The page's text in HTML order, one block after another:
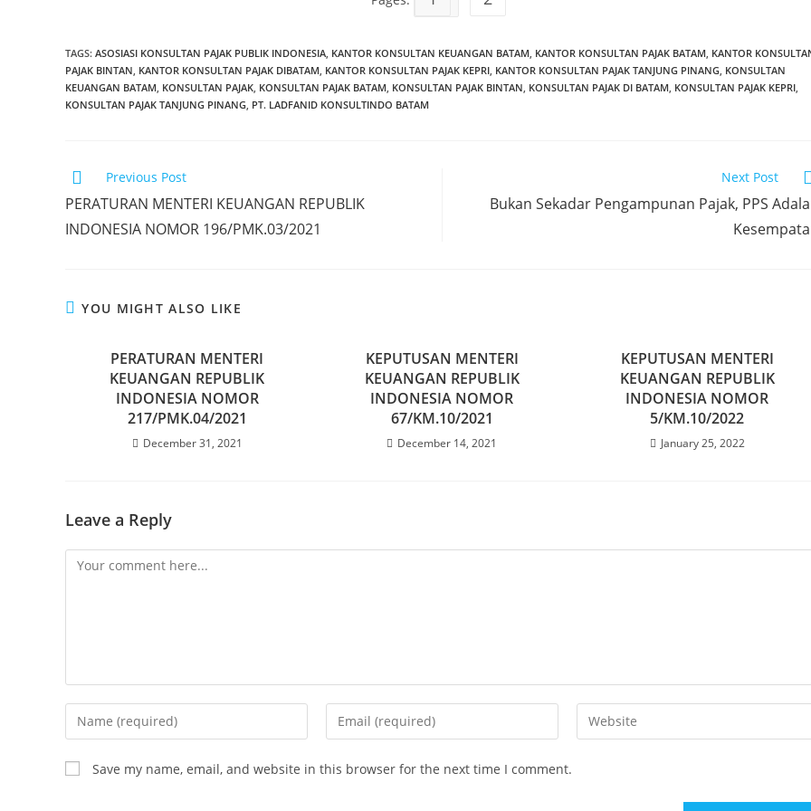
TAGS: ASOSIASI KONSULTAN PAJAK PUBLIK INDONESIA KANTOR KONSULTAN KEUANGAN BATAM KANTOR KONSULTAN PAJAK BATAM KANTOR
PAJAK BINTAN KANTOR KONSULTAN PAJAK DIBATAM KANTOR KONSULTAN PAJAK KEPRI KANTOR KONSULTAN PAJAK TANJUNG PINANG KONSULTAN
KEUANGAN BATAM KONSULTAN PAJAK KONSULTAN PAJAK BATAM KONSULTAN PAJAK BINTAN KONSULTAN PAJAK DI BATAM KONSULTAN PAJAK KEPRI
KONSULTAN PAJAK TANJUNG PINANG PT. LADFANID KONSULTINDO BATAM
Previous Post
PERATURAN MENTERI KEUANGAN REPUBLIK
INDONESIA NOMOR 196/PMK.03/2021
Next Post
Bukan Sekadar Pengampunan Pajak, PPS
YOU MIGHT ALSO LIKE
PERATURAN MENTERI
KEUANGAN REPUBLIK
INDONESIA NOMOR
217/PMK.04/2021
December 31, 2021
KEPUTUSAN MENTERI
KEUANGAN REPUBLIK
INDONESIA NOMOR
67/KM.10/2021
December 14, 2021
KEPUTUSAN MENTERI
KEUANGAN REPUBLIK
INDONESIA NOMOR
5/KM.10/2022
January 25, 2022
Leave a Reply
Save my name, email, and website in this browser for the next time I comment.